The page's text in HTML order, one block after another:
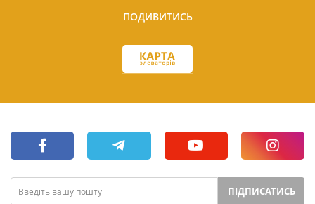
ПОДИВИТИСЬ
ПІДПИСАТИСЬ